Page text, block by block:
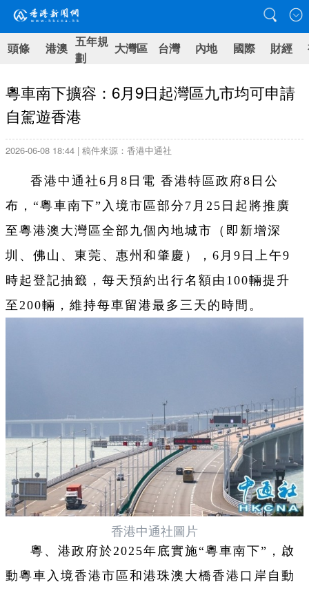
頭條 港澳 五年規
劃
大灣區 台灣 內地 國際 財經
粵車南下擴容：6月9日起灣區九市均可申請
自駕遊香港
2026-06-08 18:44 | 稿件來源：香港中通社
香港中通社6月8日電 香港特區政府8日公
布，“粵車南下”入境市區部分7月25日起將推廣
至粵港澳大灣區全部九個內地城市（即新增深
圳、佛山、東莞、惠州和肇慶），6月9日上午9
時起登記抽籤，每天預約出行名額由100輛提升
至200輛，維持每車留港最多三天的時間。
香港中通社圖片
粵、港政府於2025年底實施“粵車南下”，啟
動粵車入境香港市區和港珠澳大橋香港口岸自動